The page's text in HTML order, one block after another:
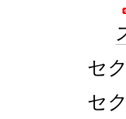
セ
セ